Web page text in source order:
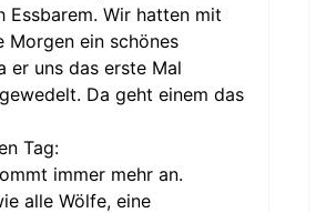
Essbarem. Wir hatten mit
Morgen ein schönes
er uns das erste Mal
Da geht einem das
Tag:
immer mehr an.
alle Wölfe, eine